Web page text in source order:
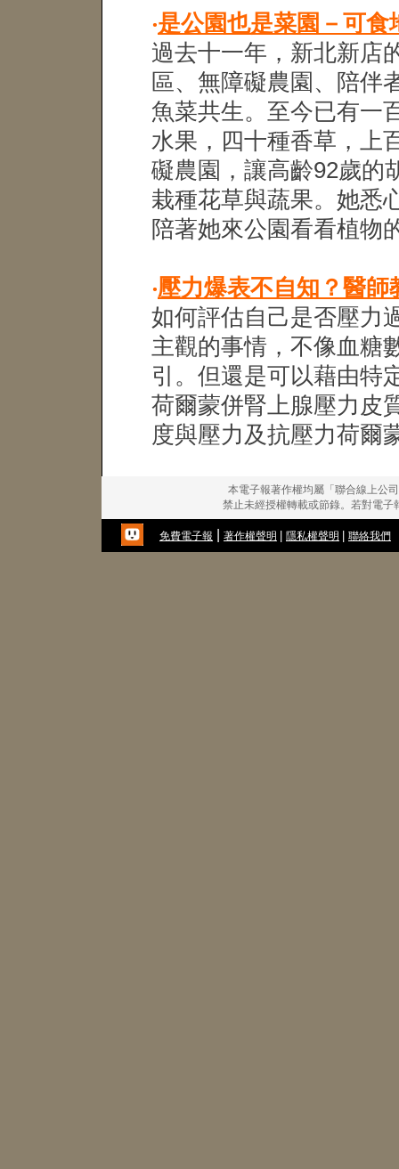
‧是公園也是菜園－可
過去十一年，新北新店
區、無障礙農園、陪伴
魚菜共生。至今已有一
水果，四十種香草，上
礙農園，讓高齡92歲的
栽種花草與蔬果。她悉
陪著她來公園看看植物
‧壓力爆表不自知？醫師
如何評估自己是否壓力
主觀的事情，不像血糖
引。但還是可以藉由特
荷爾蒙併腎上腺壓力皮
度與壓力及抗壓力荷爾
本電子報著作權均屬「聯合線上公
禁止未經授權轉載或節錄。若對電
免費電子報 著作權聲明 隱私權聲明 聯絡我們